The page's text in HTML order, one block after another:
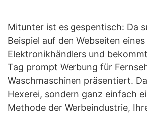
Mitunter ist es gespentisch: Da
Beispiel auf den Webseiten eines
Elektronikhändlers und
Tag prompt Werbung für
Waschmaschinen präsentiert.
Hexerei, sondern ganz einfach
Methode der Werbeindustrie,